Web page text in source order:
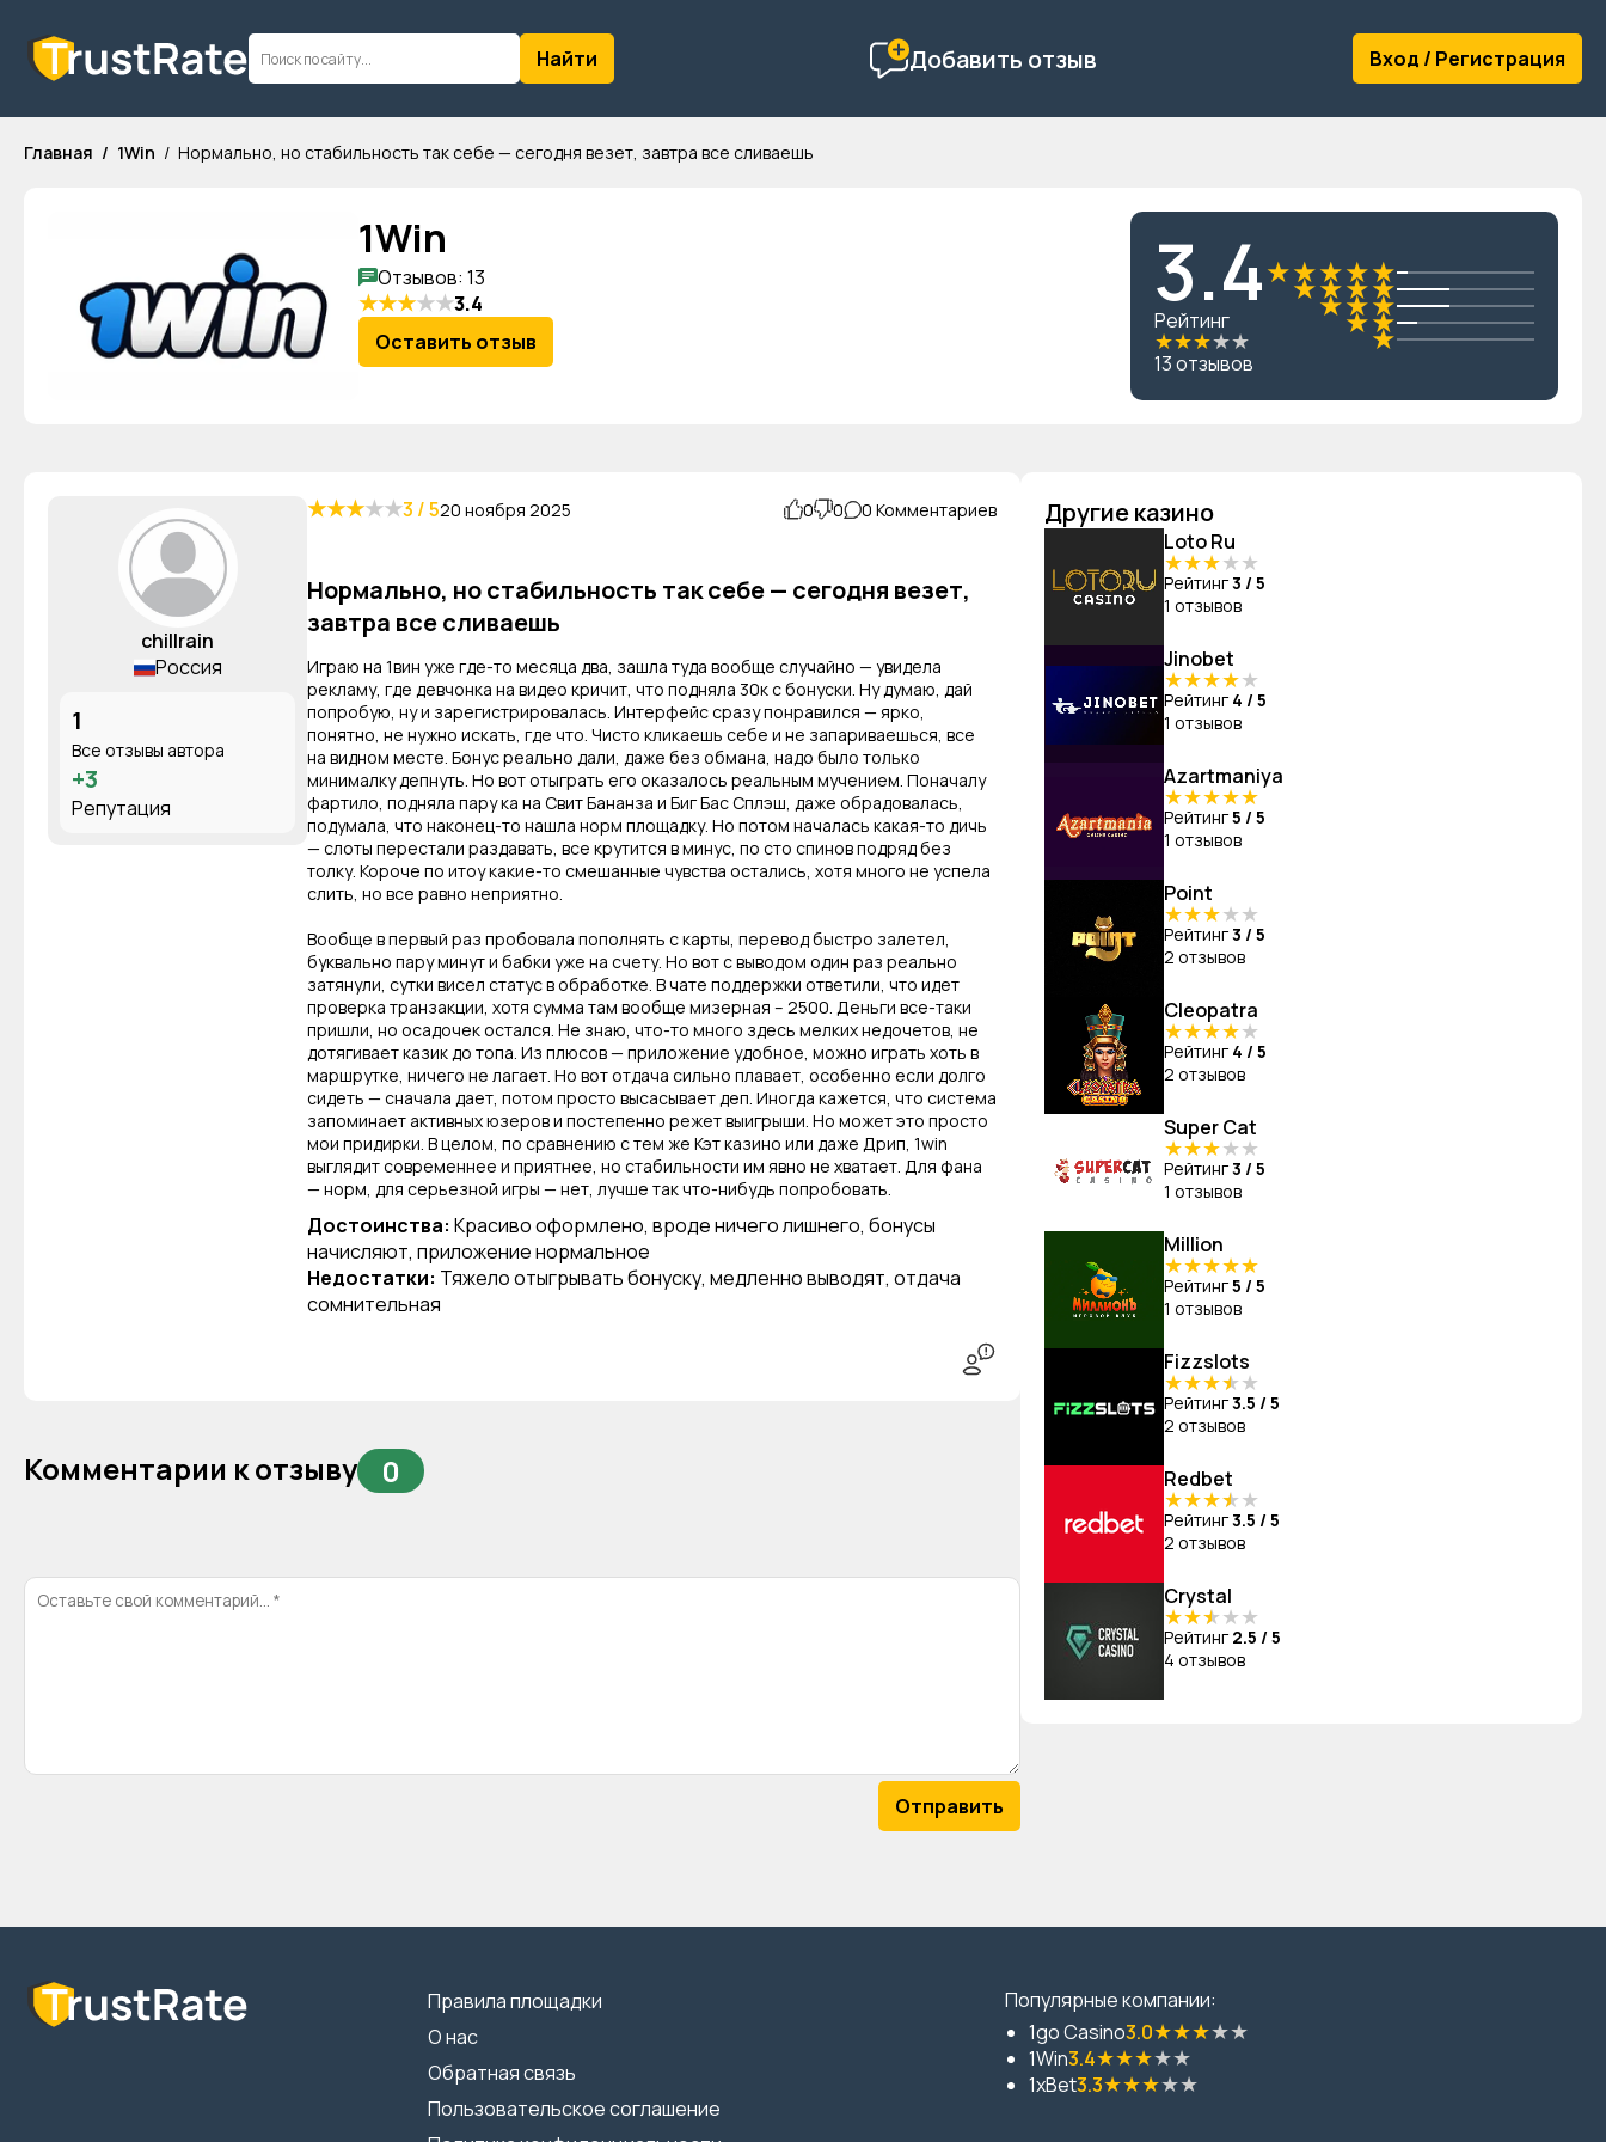
Добавить отзыв Вход / Регистрация
Главная 1Win Нормально, но стабильность так себе — сегодня везет, завтра все сливаешь
1Win
Отзывов: 13
★★★★★3.4
Оставить отзыв
3.4
Рейтинг
★★★★★
13 отзывов
★★★★★
★★★★
★★★
★★
★
chillrain
Россия
1
Все отзывы автора
+3
Репутация
★★★★★3 / 520 ноября 2025 0 0 0 Комментариев
Нормально, но стабильность так себе — сегодня везет,
завтра все сливаешь
Играю на 1вин уже где-то месяца два, зашла туда вообще случайно — увидела
рекламу, где девчонка на видео кричит, что подняла 30к с бонуски. Ну думаю, дай
попробую, ну и зарегистрировалась. Интерфейс сразу понравился — ярко,
понятно, не нужно искать, где что. Чисто кликаешь себе и не запариваешься, все
на видном месте. Бонус реально дали, даже без обмана, надо было только
минималку депнуть. Но вот отыграть его оказалось реальным мучением. Поначалу
фартило, подняла пару ка на Свит Бананза и Биг Бас Сплэш, даже обрадовалась,
подумала, что наконец-то нашла норм площадку. Но потом началась какая-то дичь
— слоты перестали раздавать, все крутится в минус, по сто спинов подряд без
толку. Короче по итоу какие-то смешанные чувства остались, хотя много не успела
слить, но все равно неприятно.
Вообще в первый раз пробовала пополнять с карты, перевод быстро залетел,
буквально пару минут и бабки уже на счету. Но вот с выводом один раз реально
затянули, сутки висел статус в обработке. В чате поддержки ответили, что идет
проверка транзакции, хотя сумма там вообще мизерная – 2500. Деньги все-таки
пришли, но осадочек остался. Не знаю, что-то много здесь мелких недочетов, не
дотягивает казик до топа. Из плюсов — приложение удобное, можно играть хоть в
маршрутке, ничего не лагает. Но вот отдача сильно плавает, особенно если долго
сидеть — сначала дает, потом просто высасывает деп. Иногда кажется, что система
запоминает активных юзеров и постепенно режет выигрыши. Но может это просто
мои придирки. В целом, по сравнению с тем же Кэт казино или даже Дрип, 1win
выглядит современнее и приятнее, но стабильности им явно не хватает. Для фана
— норм, для серьезной игры — нет, лучше так что-нибудь попробовать.
Достоинства: Красиво оформлено, вроде ничего лишнего, бонусы
начисляют, приложение нормальное
Недостатки: Тяжело отыгрывать бонуску, медленно выводят, отдача
сомнительная
Комментарии к отзыву 0
Отправить
Другие казино
Loto Ru
★★★★★
Рейтинг3 / 5
1 отзывов
Jinobet
★★★★★
Рейтинг4 / 5
1 отзывов
Azartmaniya
★★★★★
Рейтинг5 / 5
1 отзывов
Point
★★★★★
Рейтинг3 / 5
2 отзывов
Cleopatra
★★★★★
Рейтинг4 / 5
2 отзывов
Super Cat
★★★★★
Рейтинг3 / 5
1 отзывов
Million
★★★★★
Рейтинг5 / 5
1 отзывов
Fizzslots
★★★★★
Рейтинг3.5 / 5
2 отзывов
Redbet
★★★★★
Рейтинг3.5 / 5
2 отзывов
Crystal
★★★★★
Рейтинг2.5 / 5
4 отзывов
Правила площадки
О нас
Обратная связь
Пользовательское соглашение
Популярные компании:
1go Casino3.0★★★★★
1Win3.4★★★★★
1xBet3.3★★★★★